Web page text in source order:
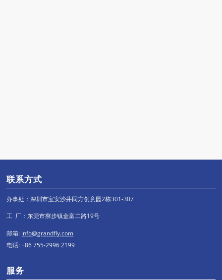
联系方式
办事处：深圳市宝安沙井同方创意园2栋301-307
工 厂：东莞市寮步镇金富二路19号
邮箱: info@grandfly.com
电话: +86 755-2996 2199
服务